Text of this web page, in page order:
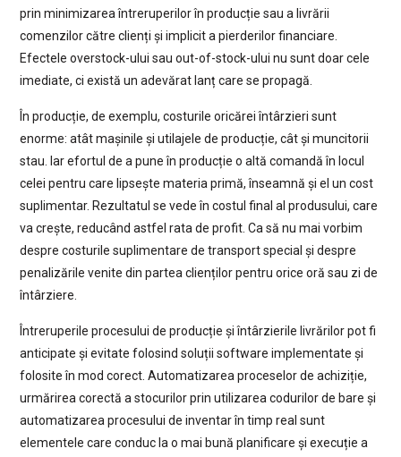
prin minimizarea întreruperilor în producție sau a livrării
comenzilor către clienți și implicit a pierderilor financiare.
Efectele overstock-ului sau out-of-stock-ului nu sunt doar cele
imediate, ci există un adevărat lanț care se propagă.
În producție, de exemplu, costurile oricărei întârzieri sunt
enorme: atât mașinile și utilajele de producție, cât și muncitorii
stau. Iar efortul de a pune în producție o altă comandă în locul
celei pentru care lipsește materia primă, înseamnă și el un cost
suplimentar. Rezultatul se vede în costul final al produsului, care
va crește, reducând astfel rata de profit. Ca să nu mai vorbim
despre costurile suplimentare de transport special și despre
penalizările venite din partea clienților pentru orice oră sau zi de
întârziere.
Întreruperile procesului de producție și întârzierile livrărilor pot fi
anticipate și evitate folosind soluții software implementate și
folosite în mod corect. Automatizarea proceselor de achiziție,
urmărirea corectă a stocurilor prin utilizarea codurilor de bare și
automatizarea procesului de inventar în timp real sunt
elementele care conduc la o mai bună planificare și execuție a